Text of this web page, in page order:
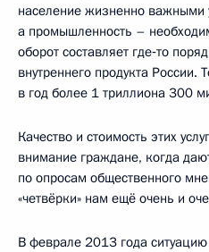
население жизненно важными
а промышленность –
оборот составляет где‑то
внутреннего продукта России.
в год более 1 триллиона 300
Качество и стоимость этих
внимание граждане, когда
по опросам общественного
«четвёрки» нам ещё очень и
В феврале 2013 года